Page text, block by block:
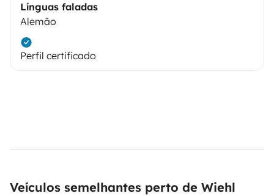
Línguas faladas
Alemão
Perfil certificado
Veículos semelhantes perto de Wiehl